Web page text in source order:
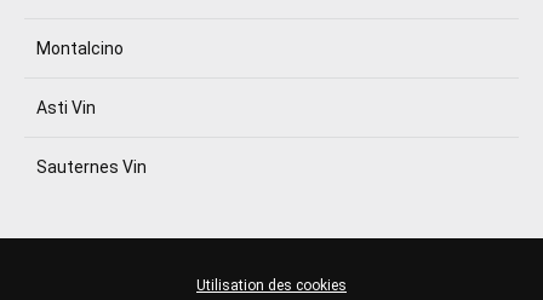
Montalcino
Asti Vin
Sauternes Vin
Utilisation des cookies